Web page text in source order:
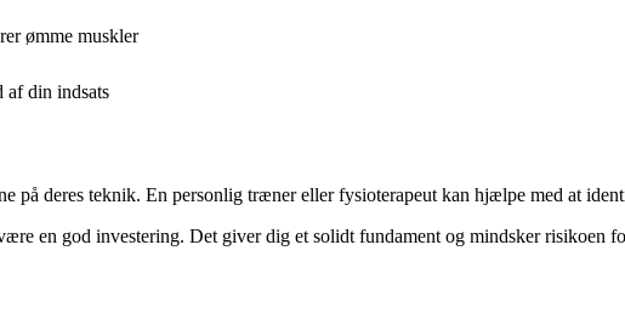
ømme muskler
af din indsats
på deres teknik. En personlig træner eller fysioterapeut kan hjælpe med at
en god investering. Det giver dig et solidt fundament og mindsker risikoen